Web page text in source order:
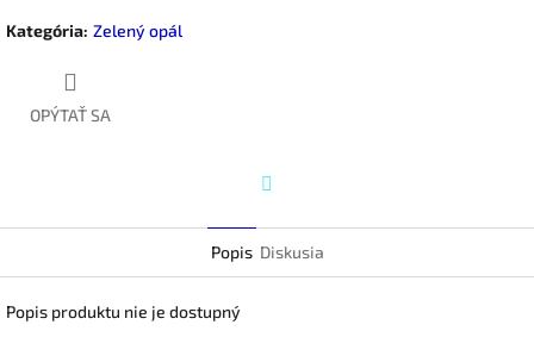
Kategória: Zelený opál
OPÝTAŤ SA
Popis Diskusia
Popis produktu nie je dostupný